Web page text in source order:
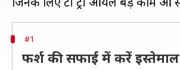
#1
फर्श की सफाई में करें इस्तेमाल